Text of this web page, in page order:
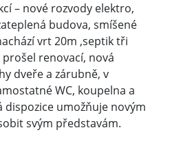
– nové rozvody elektro,
budova, smíšené
vrt 20m ,septik tři
renovací, nová
dveře a zárubně, v
WC, koupelna a
umožňuje novým
svým představám.